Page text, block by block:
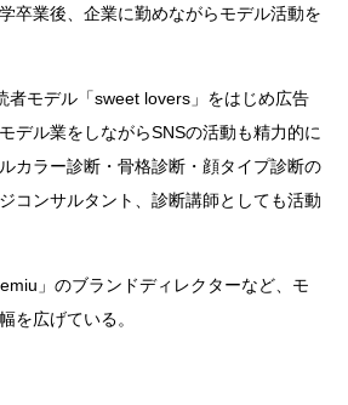
卒業後、企業に勤めながらモデル活動を
者モデル「sweet lovers」をはじめ広告
デル業をしながらSNSの活動も精力的に
カラー診断・骨格診断・顔タイプ診断の
コンサルタント、診断講師としても活動
」のブランドディレクターなど、モ
を広げている。